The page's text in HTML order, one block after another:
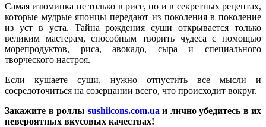
Самая изюминка не только в рисе, но и в секретных рецептах,
которые мудрые японцы передают из поколения в поколение
из уст в уста. Тайна рождения суши открывается только
великим мастерам, способным творить чудеса с помощью
морепродуктов, риса, авокадо, сыра и специального
творческого настроя.
Если кушаете суши, нужно отпустить все мысли и
сосредоточиться на созерцании всего, что происходит вокруг.
Закажите в роллы sushiicons.com.ua и лично убедитесь в их
невероятных вкусовых качествах!